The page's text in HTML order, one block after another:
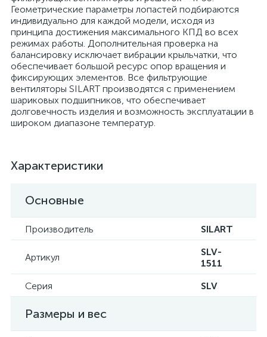
Геометрические параметры лопастей подбираются
индивидуально для каждой модели, исходя из
принципа достижения максимального КПД во всех
режимах работы. Дополнительная проверка на
балансировку исключает вибрации крыльчатки, что
обеспечивает большой ресурс опор вращения и
фиксирующих элементов. Все фильтрующие
вентиляторы SILART производятся с применением
шариковых подшипников, что обеспечивает
долговечность изделия и возможность эксплуатации в
широком диапазоне температур.
Характеристики
Основные
Производитель SILART
Артикул
SLV-
1511
Серия
SLV
Размеры и вес